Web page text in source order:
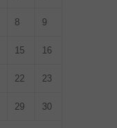
8 9
15 16
22 23
29 30